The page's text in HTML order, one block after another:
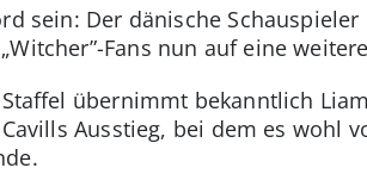
sein: Der dänische
Fans nun auf eine
übernimmt bekanntlich
Ausstieg, bei dem es wohl